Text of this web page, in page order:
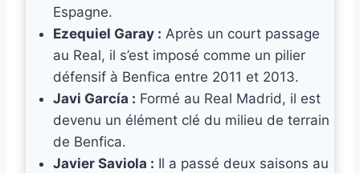
Espagne.
Ezequiel Garay : Après un court passage
au Real, il s’est imposé comme un pilier
défensif à Benfica entre 2011 et 2013.
Javi García : Formé au Real Madrid, il est
devenu un élément clé du milieu de terrain
de Benfica.
Javier Saviola : Il a passé deux saisons au